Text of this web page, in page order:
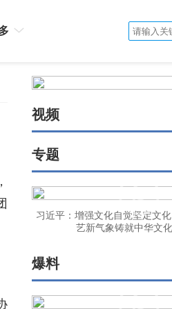
视频
专题
习近平：增强文化自觉坚定文
艺新气象铸就中华文
爆料